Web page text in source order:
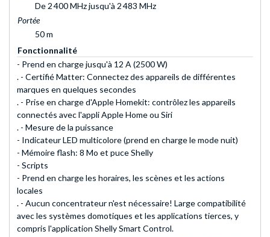
De 2 400 MHz jusqu'à 2 483 MHz
Portée
50 m
Fonctionnalité
- Prend en charge jusqu'à 12 A (2500 W)
. - Certifié Matter: Connectez des appareils de différentes
marques en quelques secondes
. - Prise en charge d'Apple Homekit: contrôlez les appareils
connectés avec l'appli Apple Home ou Siri
. - Mesure de la puissance
- Indicateur LED multicolore (prend en charge le mode nuit)
- Mémoire flash: 8 Mo et puce Shelly
- Scripts
- Prend en charge les horaires, les scènes et les actions
locales
. - Aucun concentrateur n'est nécessaire! Large compatibilité
avec les systèmes domotiques et les applications tierces, y
compris l'application Shelly Smart Control.